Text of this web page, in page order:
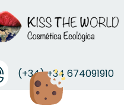
(+34) +34 674091910